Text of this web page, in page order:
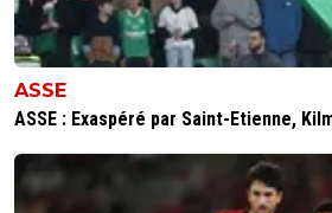
ASSE
ASSE : Exaspéré par Saint-Etienne,